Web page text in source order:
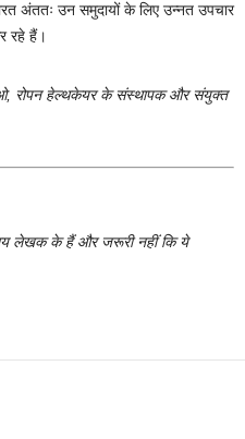
अंततः उन समुदायों के लिए उन्नत उपचार
रहे हैं।
रोपन हेल्थकेयर के संस्थापक और संयुक्त
लेखक के हैं और जरूरी नहीं कि ये